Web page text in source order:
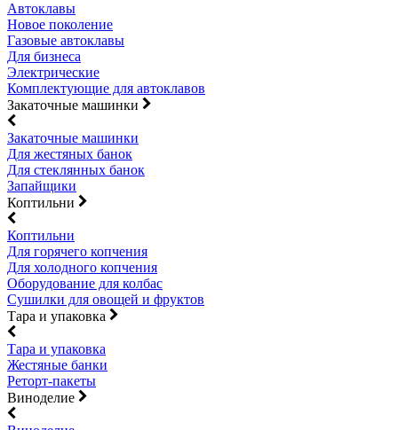
Автоклавы
Новое поколение
Газовые автоклавы
Для бизнеса
Электрические
Комплектующие для автоклавов
Закаточные машинки
Закаточные машинки
Для жестяных банок
Для стеклянных банок
Запайщики
Коптильни
Коптильни
Для горячего копчения
Для холодного копчения
Оборудование для колбас
Сушилки для овощей и фруктов
Тара и упаковка
Тара и упаковка
Жестяные банки
Реторт-пакеты
Виноделие